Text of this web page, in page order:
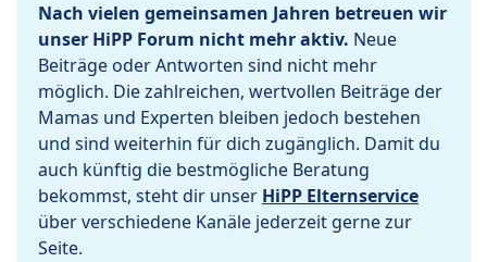
Nach vielen gemeinsamen Jahren betreuen wir
unser HiPP Forum nicht mehr aktiv. Neue
Beiträge oder Antworten sind nicht mehr
möglich. Die zahlreichen, wertvollen Beiträge der
Mamas und Experten bleiben jedoch bestehen
und sind weiterhin für dich zugänglich. Damit du
auch künftig die bestmögliche Beratung
bekommst, steht dir unser HiPP Elternservice
über verschiedene Kanäle jederzeit gerne zur
Seite.